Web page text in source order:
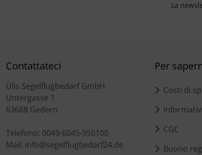
La
Contattateci
Ülis Segelflugbedarf GmbH
Untergasse 1
63688 Gedern
Telefono: 0049-6045-950100
Mail: info@segelflugbedarf24.de
Per
Costi di
CGC
Buono